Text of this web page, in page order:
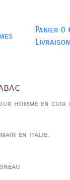
Panier 0
homme en
en italie.